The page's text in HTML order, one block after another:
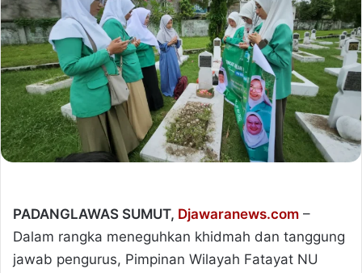
PADANGLAWAS SUMUT, Djawaranews.com –
Dalam rangka meneguhkan khidmah dan tanggung
jawab pengurus, Pimpinan Wilayah Fatayat NU